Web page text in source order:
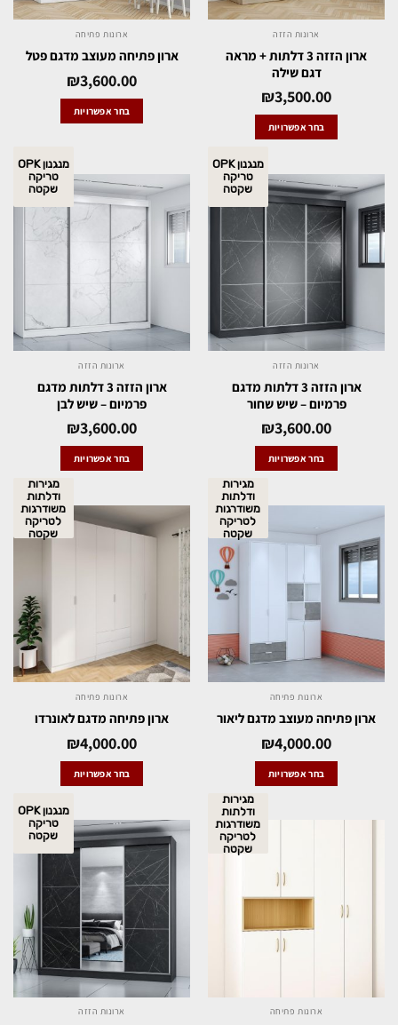
ארונות הזזה
ארון הזזה 3 דלתות + מראה
דגם שילה
₪3,500.00
בחר אפשרויות
ארונות פתיחה
ארון פתיחה מעוצב מדגם פטל
₪3,600.00
בחר אפשרויות
מנגנון OPK
טריקה
שקטה
ארונות הזזה
ארון הזזה 3 דלתות מדגם
פרמיום – שיש שחור
₪3,600.00
בחר אפשרויות
מנגנון OPK
טריקה
שקטה
ארונות הזזה
ארון הזזה 3 דלתות מדגם
פרמיום – שיש לבן
₪3,600.00
בחר אפשרויות
מגירות
ודלתות
משודרגות
לטריקה
שקטה
ארונות פתיחה
ארון פתיחה מעוצב מדגם ליאור
₪4,000.00
בחר אפשרויות
מגירות
ודלתות
משודרגות
לטריקה
שקטה
ארונות פתיחה
ארון פתיחה מדגם לאונרדו
₪4,000.00
בחר אפשרויות
מגירות
ודלתות
משודרגות
לטריקה
שקטה
ארונות פתיחה
מנגנון OPK
טריקה
שקטה
ארונות הזזה